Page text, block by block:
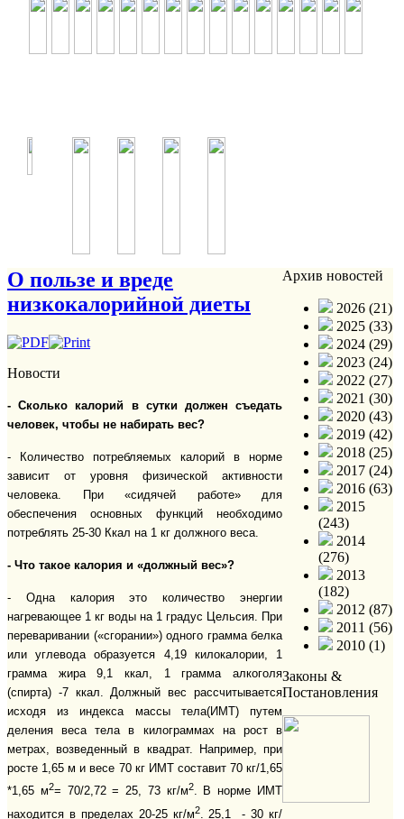
О пользе и вреде
низкокалорийной диеты
Новости
- Сколько калорий в сутки должен съедать
человек, чтобы не набирать вес?
- Количество потребляемых калорий в норме
зависит от уровня физической активности
человека. При «сидячей работе» для
обеспечения основных функций необходимо
потреблять 25-30 Ккал на 1 кг должного веса.
- Что такое калория и «должный вес»?
- Одна калория это количество энергии
нагревающее 1 кг воды на 1 градус Цельсия. При
переваривании («сгорании») одного грамма белка
или углевода образуется 4,19 килокалории, 1
грамма жира 9,1 ккал, 1 грамма алкоголя
(спирта) -7 ккал. Должный вес рассчитывается
исходя из индекса массы тела(ИМТ) путем
деления веса тела в килограммах на рост в
метрах, возведенный в квадрат. Например, при
росте 1,65 м и весе 70 кг ИМТ составит 70 кг/1,65
*1,65 м2= 70/2,72 = 25, 73 кг/м2. В норме ИМТ
находится в пределах 20-25 кг/м2. 25,1 - 30 кг/
Архив новостей
2026 (21)
2025 (33)
2024 (29)
2023 (24)
2022 (27)
2021 (30)
2020 (43)
2019 (42)
2018 (25)
2017 (24)
2016 (63)
2015
(243)
2014
(276)
2013
(182)
2012 (87)
2011 (56)
2010 (1)
Законы &
Постановления